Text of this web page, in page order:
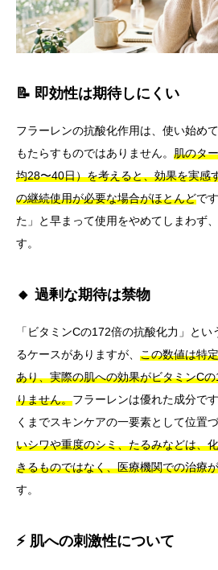
📝 即効性は期待しにくい
フラーレンの抗酸化作用は、使い始め
もたらすものではありません。 肌のタ
均28〜40日）を考えると、効果を実感
の継続使用が必要な場合がほとんどで
た」と早まって使用をやめてしまわず
す。
🔸 過剰な期待は禁物
「ビタミンCの172倍の抗酸化力」と
るケースがありますが、 この数値は特
あり、実際の肌への効果がビタミンC
りません。フラーレンは優れた成分で
くまでスキンケアの一要素として位置
いシワや重度のシミ、たるみなどは、
きるものではなく、医療機関での治療
す。
⚡ 肌への刺激性について